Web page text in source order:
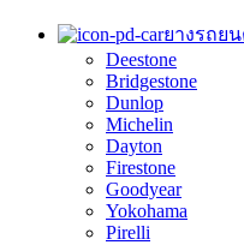
ยางรถย
Deestone
Bridgestone
Dunlop
Michelin
Dayton
Firestone
Goodyear
Yokohama
Pirelli